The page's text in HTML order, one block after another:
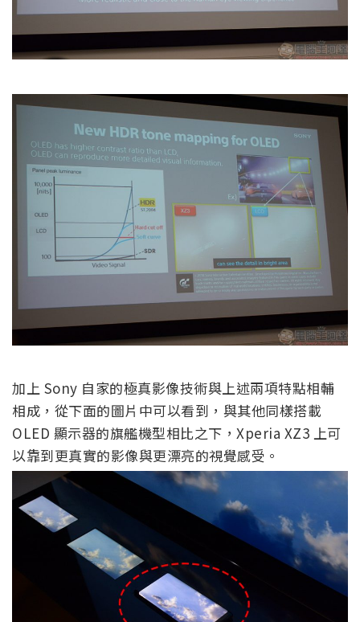
加上 Sony 自家的極真影像技術與上述兩項特點相輔
相成，從下面的圖片中可以看到，與其他同樣搭載
OLED 顯示器的旗艦機型相比之下，Xperia XZ3 上可
以靠到更真實的影像與更漂亮的視覺感受。